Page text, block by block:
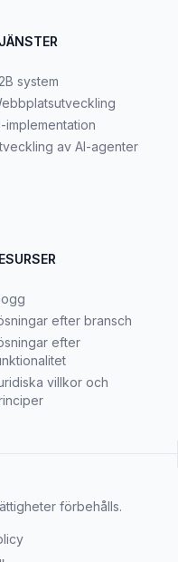
system
implementation
av AI-agenter
efter bransch
efter
villkor och
förbehålls.